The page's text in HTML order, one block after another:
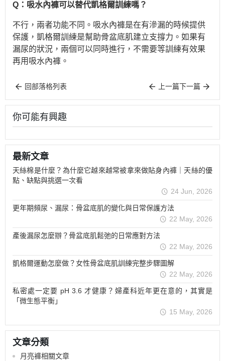
Q：吸水內褲可以替代凱格爾訓練嗎？
不行，兩者功能不同。吸水內褲是在有滲漏的時候提供
保護，凱格爾訓練是幫助骨盆底肌建立支撐力。如果有
漏尿的狀況，兩個可以同時進行，不需要等訓練有效果
再用吸水內褲。
回部落格列表 上一篇下一篇
你可能有興趣
最新文章
天絲棉是什麼？為什麼它越來越常被拿來做貼身內褲｜天絲的優
點、缺點與挑選一次看
24 Jun, 2026
更年期頻尿、漏尿：骨盆底肌的變化與日常保護方法
22 May, 2026
產後漏尿怎麼辦？骨盆底肌鬆弛的日常應對方法
22 May, 2026
凱格爾運動怎麼做？女性骨盆底肌訓練完整步驟圖解
22 May, 2026
私密處一定要 pH 3.6 才健康？婦產科近年更在意的，其實是
「微生態平衡」
15 May, 2026
文章分類
月亮褲相關文章